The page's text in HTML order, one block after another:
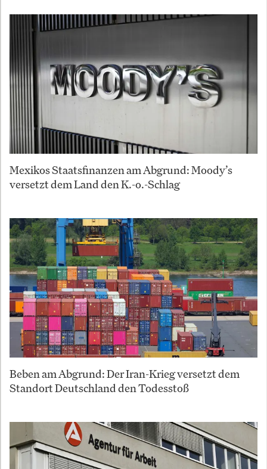
Mexikos Staatsfinanzen am Abgrund: Moody’s
versetzt dem Land den K.-o.-Schlag
Beben am Abgrund: Der Iran-Krieg versetzt dem
Standort Deutschland den Todesstoß